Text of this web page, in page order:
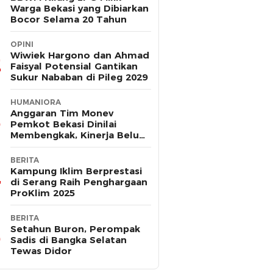
Warga Bekasi yang Dibiarkan
Bocor Selama 20 Tahun
OPINI
Wiwiek Hargono dan Ahmad
Faisyal Potensial Gantikan
Sukur Nababan di Pileg 2029
HUMANIORA
Anggaran Tim Monev
Pemkot Bekasi Dinilai
Membengkak, Kinerja Belum
Terbukti Efektif
BERITA
Kampung Iklim Berprestasi
di Serang Raih Penghargaan
ProKlim 2025
BERITA
Setahun Buron, Perompak
Sadis di Bangka Selatan
Tewas Didor